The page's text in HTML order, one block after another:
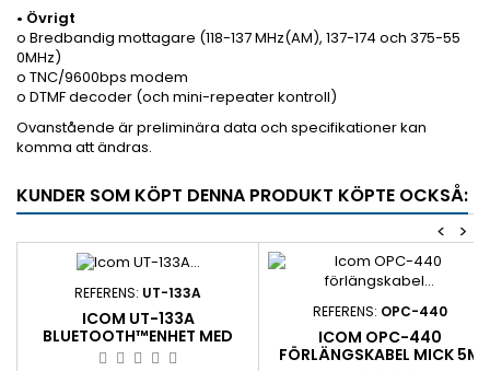
• Övrigt
o Bredbandig mottagare (118-137 MHz(AM), 137-174 och 375-55
0MHz)
o TNC/9600bps modem
o DTMF decoder (och mini-repeater kontroll)
Ovanstående är preliminära data och specifikationer kan
komma att ändras.
KUNDER SOM KÖPT DENNA PRODUKT KÖPTE OCKSÅ:
>
<
REFERENS: UT-133A
ICOM UT-133A
BLUETOOTH™ENHET MED
PELTOR PTT-STÖD
REFERENS: OPC-440
ICOM OPC-440
FÖRLÄNGSKABEL MICK 5M